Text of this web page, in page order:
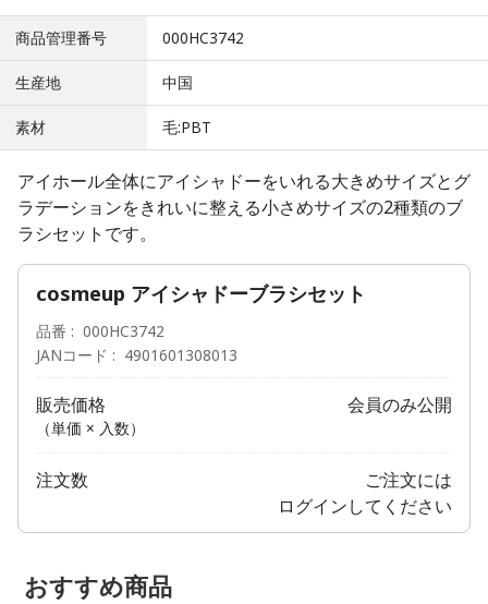
商品管理番号 000HC3742
生産地 中国
素材 毛:PBT
アイホール全体にアイシャドーをいれる大きめサイズとグ
ラデーションをきれいに整える小さめサイズの2種類のブ
ラシセットです。
cosmeup アイシャドーブラシセット
品番
000HC3742
JANコード
4901601308013
販売価格
（単価 × 入数）
会員のみ公開
注文数
ご注文には
ログインしてください
おすすめ商品